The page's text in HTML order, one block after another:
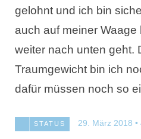
gelohnt und ich bin
auch auf meiner
weiter nach unten geht.
Traumgewicht bin ich
dafür müssen noch so
STATUS 29. März 2018